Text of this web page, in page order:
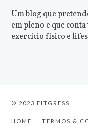
Um blog que
em pleno e que
exercício físico e
© 2023 FITGRESS
HOME TERMOS &